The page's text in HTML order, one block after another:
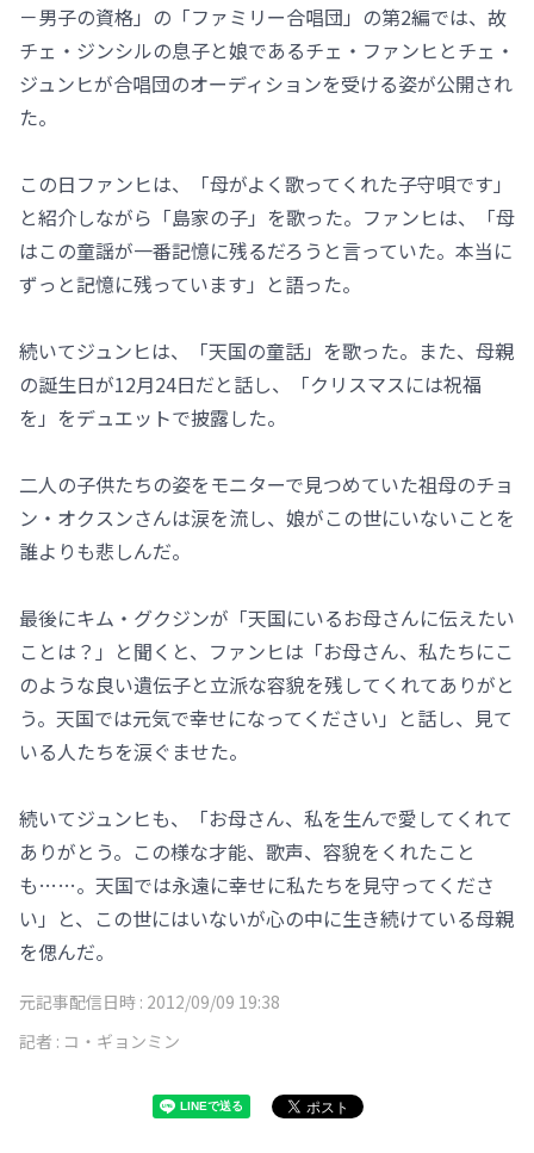
－男子の資格」の「ファミリー合唱団」の第2編では、故
チェ・ジンシルの息子と娘であるチェ・ファンヒとチェ・
ジュンヒが合唱団のオーディションを受ける姿が公開され
た。
この日ファンヒは、「母がよく歌ってくれた子守唄です」
と紹介しながら「島家の子」を歌った。ファンヒは、「母
はこの童謡が一番記憶に残るだろうと言っていた。本当に
ずっと記憶に残っています」と語った。
続いてジュンヒは、「天国の童話」を歌った。また、母親
の誕生日が12月24日だと話し、「クリスマスには祝福
を」をデュエットで披露した。
二人の子供たちの姿をモニターで見つめていた祖母のチョ
ン・オクスンさんは涙を流し、娘がこの世にいないことを
誰よりも悲しんだ。
最後にキム・グクジンが「天国にいるお母さんに伝えたい
ことは？」と聞くと、ファンヒは「お母さん、私たちにこ
のような良い遺伝子と立派な容貌を残してくれてありがと
う。天国では元気で幸せになってください」と話し、見て
いる人たちを涙ぐませた。
続いてジュンヒも、「お母さん、私を生んで愛してくれて
ありがとう。この様な才能、歌声、容貌をくれたこと
も……。天国では永遠に幸せに私たちを見守ってくださ
い」と、この世にはいないが心の中に生き続けている母親
を偲んだ。
元記事配信日時 : 2012/09/09 19:38
記者 : コ・ギョンミン